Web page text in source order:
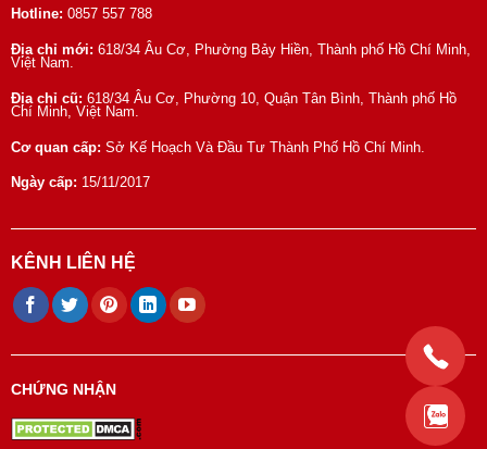
Hotline: 0857 557 788
Địa chỉ mới: 618/34 Âu Cơ, Phường Bảy Hiền, Thành phố Hồ Chí Minh,
Việt Nam.
Địa chỉ cũ: 618/34 Âu Cơ, Phường 10, Quận Tân Bình, Thành phố Hồ
Chí Minh, Việt Nam.
Cơ quan cấp: Sở Kế Hoạch Và Đầu Tư Thành Phố Hồ Chí Minh.
Ngày cấp: 15/11/2017
KÊNH LIÊN HỆ
CHỨNG NHẬN